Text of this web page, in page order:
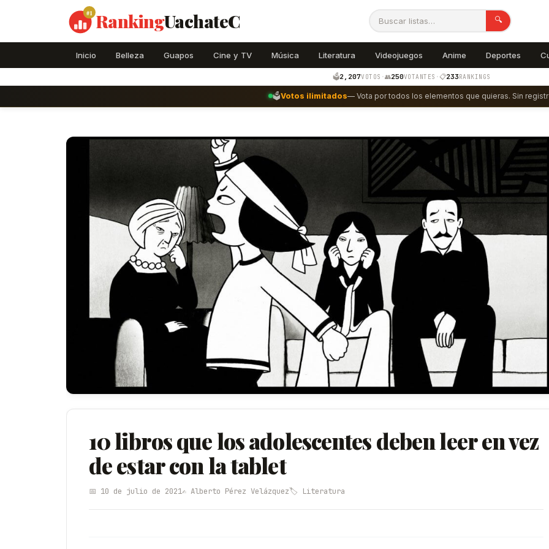
#1 RankingUachateC 🔍
Inicio Belleza Guapos Cine y TV Música Literatura Videojuegos Anime Deportes
🗳️2,207VOTOS ·👥250VOTANTES ·📋233RANKINGS
🗳️Votos ilimitados— Vota por todos los elementos que quieras. Sin
10 libros que los adolescentes deben leer en vez
de estar con la tablet
📅 10 de julio de 2021✍️ Alberto Pérez Velázquez🏷️ Literatura